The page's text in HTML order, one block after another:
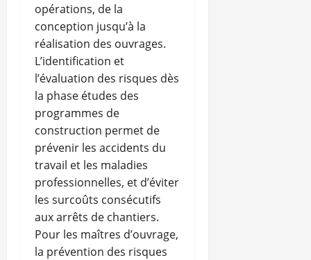
opérations, de la
conception jusqu’à la
réalisation des ouvrages.
L’identification et
l’évaluation des risques dès
la phase études des
programmes de
construction permet de
prévenir les accidents du
travail et les maladies
professionnelles, et d’éviter
les surcoûts consécutifs
aux arrêts de chantiers.
Pour les maîtres d’ouvrage,
la prévention des risques